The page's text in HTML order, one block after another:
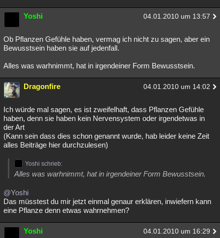
Yoshi 04.01.2010 um 13:57
Ob Pflanzen Gefühle haben, vermag ich nicht zu sagen, aber ein
Bewusstsein haben sie auf jedenfall.
Alles was warhnimmt, hat in irgendeiner Form Bewusstsein.
Dragonfire 04.01.2010 um 14:02
Ich würde mal sagen, es ist zweifelhaft, dass Pflanzen Gefühle
haben, denn sie haben kein Nervensystem oder irgendetwas in
der Art
(Kann sein dass dies schon genannt wurde, hab leider keine Zeit
alles Beiträge hier durchzulesen)
Yoshi schrieb:
Alles was warhnimmt, hat in irgendeiner Form Bewusstsein.
@Yoshi
Das müsstest du mir jetzt einmal genaur erklären, inwiefern kann
eine Pflanze denn etwas wahrnehmen?
Yoshi 04.01.2010 um 16:29